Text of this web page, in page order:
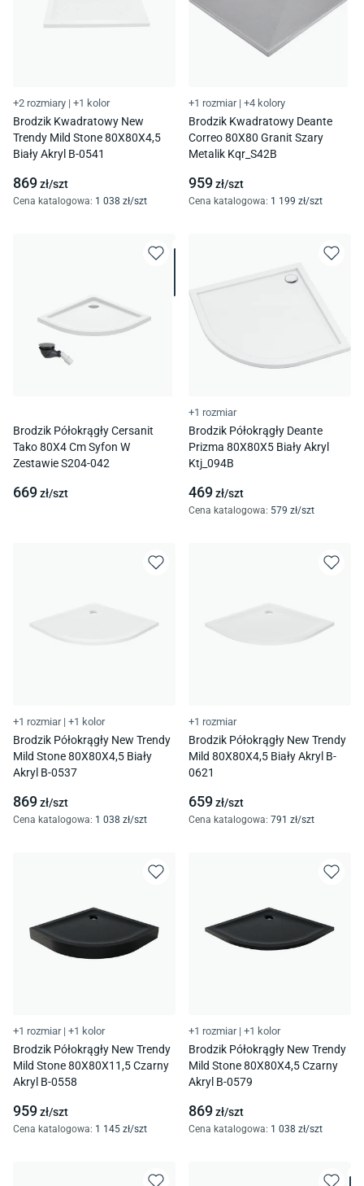
+2 rozmiary | +1 kolor
Brodzik Kwadratowy New
Trendy Mild Stone 80X80X4,5
Biały Akryl B-0541
869zł/szt
Cena katalogowa: 1 038 zł/szt
+1 rozmiar | +4 kolory
Brodzik Kwadratowy Deante
Correo 80X80 Granit Szary
Metalik Kqr_S42B
959zł/szt
Cena katalogowa: 1 199 zł/szt
Brodzik Półokrągły Cersanit
Tako 80X4 Cm Syfon W
Zestawie S204-042
669zł/szt
+1 rozmiar
Brodzik Półokrągły Deante
Prizma 80X80X5 Biały Akryl
Ktj_094B
469zł/szt
Cena katalogowa: 579 zł/szt
+1 rozmiar | +1 kolor
Brodzik Półokrągły New Trendy
Mild Stone 80X80X4,5 Biały
Akryl B-0537
869zł/szt
Cena katalogowa: 1 038 zł/szt
+1 rozmiar
Brodzik Półokrągły New Trendy
Mild 80X80X4,5 Biały Akryl B-
0621
659zł/szt
Cena katalogowa: 791 zł/szt
+1 rozmiar | +1 kolor
Brodzik Półokrągły New Trendy
Mild Stone 80X80X11,5 Czarny
Akryl B-0558
959zł/szt
Cena katalogowa: 1 145 zł/szt
+1 rozmiar | +1 kolor
Brodzik Półokrągły New Trendy
Mild Stone 80X80X4,5 Czarny
Akryl B-0579
869zł/szt
Cena katalogowa: 1 038 zł/szt